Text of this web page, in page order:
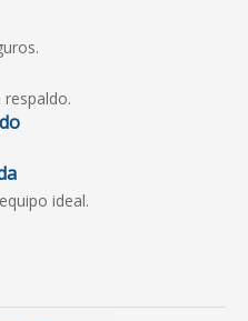
ideal.